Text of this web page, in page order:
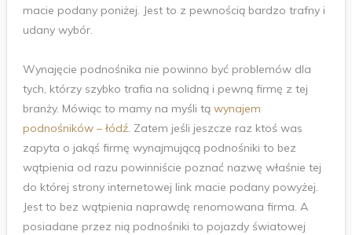
macie podany poniżej. Jest to z pewnością bardzo trafny i
udany wybór.
Wynajęcie podnośnika nie powinno być problemów dla
tych, którzy szybko trafia na solidną i pewną firmę z tej
branży. Mówiąc to mamy na myśli tą wynajem
podnośników – łódź. Zatem jeśli jeszcze raz ktoś was
zapyta o jakąś firmę wynajmującą podnośniki to bez
wątpienia od razu powinniście poznać nazwę właśnie tej
do której strony internetowej link macie podany powyżej.
Jest to bez wątpienia naprawdę renomowana firma. A
posiadane przez nią podnośniki to pojazdy światowej